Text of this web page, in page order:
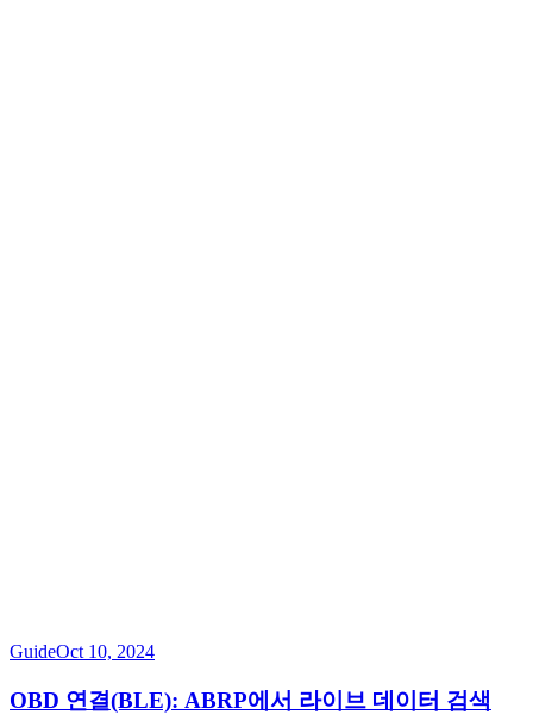
GuideOct 10, 2024
OBD 연결(BLE): ABRP에서 라이브 데이터 검색